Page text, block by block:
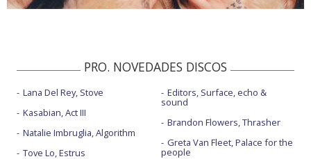
PRO. NOVEDADES DISCOS
Lana Del Rey, Stove
Kasabian, Act III
Natalie Imbruglia, Algorithm
Tove Lo, Estrus
Editors, Surface, echo &
sound
Brandon Flowers, Thrasher
Greta Van Fleet, Palace for the
people